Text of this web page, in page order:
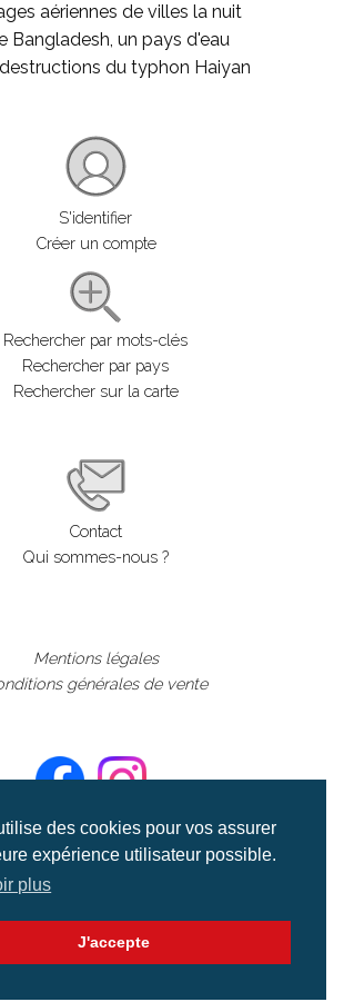
des cookies pour vos assurer
expérience utilisateur possible.
plus
J'accepte
aériennes de villes la nuit
Bangladesh, un pays d'eau
du typhon Haiyan
S'identifier
Créer un compte
Rechercher par mots-clés
Rechercher par pays
Rechercher sur la carte
Contact
Qui sommes-nous ?
Mentions légales
générales de vente
marque déposée 2024
| aerialcollection.fr banque d'images
et documentaires video et cinéma |